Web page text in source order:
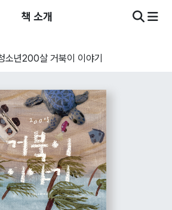
책 소개
소년200살 거북이 이야기